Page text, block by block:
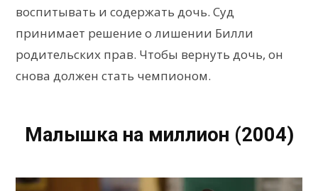
воспитывать и содержать дочь. Суд
принимает решение о лишении Билли
родительских прав. Чтобы вернуть дочь, он
снова должен стать чемпионом.
Малышка на миллион (2004)